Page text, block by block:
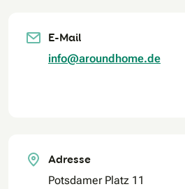
E-Mail
info@aroundhome.de
Adresse
Potsdamer Platz 11